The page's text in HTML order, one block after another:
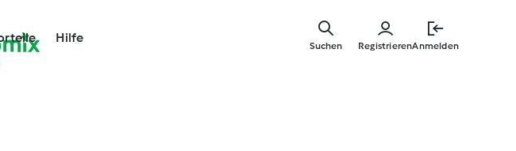
springen
Hilfe
RegistrierenAnmelden
Suchen